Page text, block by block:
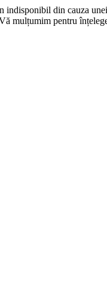
indisponibil din cauza
mulțumim pentru